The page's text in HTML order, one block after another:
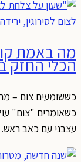
מה באמת
הכלי החזק
כששומעים צום –
כשאומרים "צום"
עצבני עם כאב ראש.